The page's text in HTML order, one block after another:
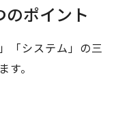
のポイント
「システム」の三
。